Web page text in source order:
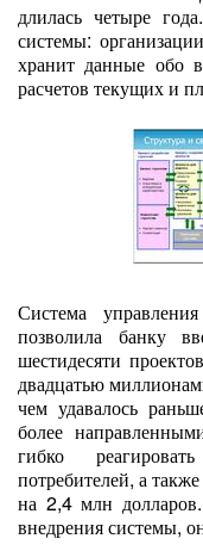
длилась четыре
системы:
хранит данные обо
расчетов текущих и
Система
позволила банку
шестидесяти
двадцатью
чем удавалось
более
гибко
потребителей, а
на 2,4 млн
внедрения системы,